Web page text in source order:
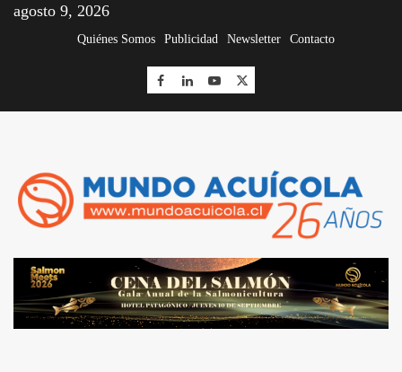
agosto 9, 2026
Quiénes Somos Publicidad Newsletter Contacto